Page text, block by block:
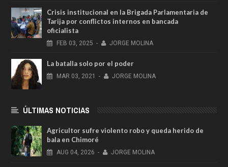
Crisis institucional en la Brigada Parlamentaria de
Tarija por conflictos internos en bancada
oficialista
FEB 03, 2025 - JORGE MOLINA
La batalla solo por el poder
MAR 03, 2021 - JORGE MOLINA
ÚLTIMAS NOTICIAS
Agricultor sufre violento robo y queda herido de
bala en Chimoré
AUG 04, 2026 - JORGE MOLINA